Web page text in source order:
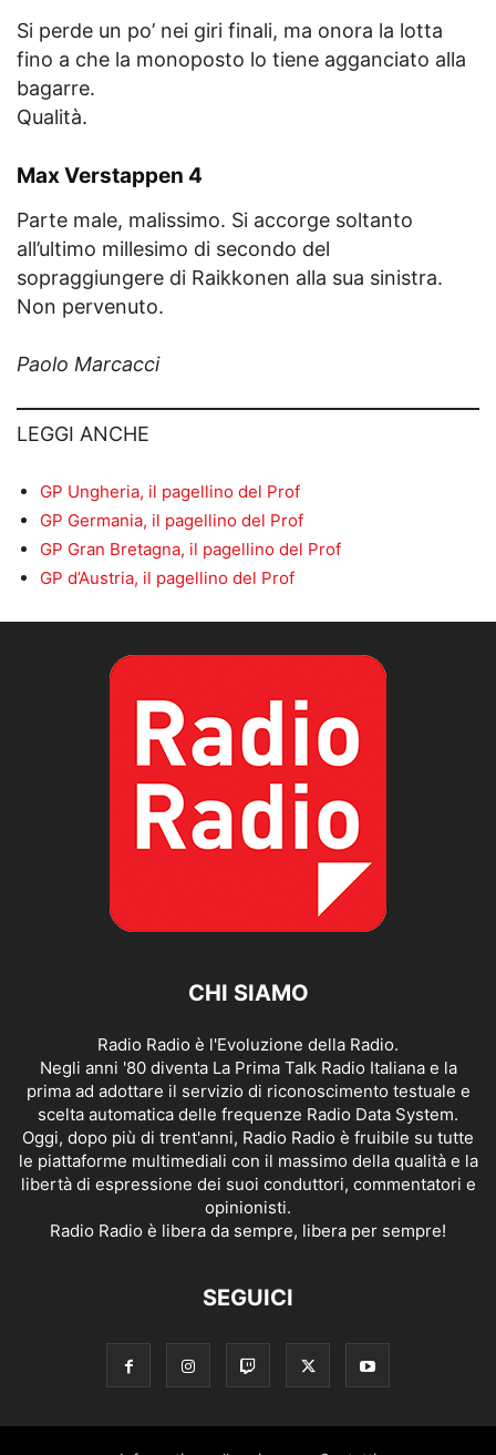
Si perde un po’ nei giri finali, ma onora la lotta
fino a che la monoposto lo tiene agganciato alla
bagarre.
Qualità.
Max Verstappen 4
Parte male, malissimo. Si accorge soltanto
all’ultimo millesimo di secondo del
sopraggiungere di Raikkonen alla sua sinistra.
Non pervenuto.
Paolo Marcacci
LEGGI ANCHE
GP Ungheria, il pagellino del Prof
GP Germania, il pagellino del Prof
GP Gran Bretagna, il pagellino del Prof
GP d’Austria, il pagellino del Prof
CHI SIAMO
Radio Radio è l'Evoluzione della Radio.
Negli anni '80 diventa La Prima Talk Radio Italiana e la
prima ad adottare il servizio di riconoscimento testuale e
scelta automatica delle frequenze Radio Data System.
Oggi, dopo più di trent'anni, Radio Radio è fruibile su tutte
le piattaforme multimediali con il massimo della qualità e la
libertà di espressione dei suoi conduttori, commentatori e
opinionisti.
Radio Radio è libera da sempre, libera per sempre!
SEGUICI